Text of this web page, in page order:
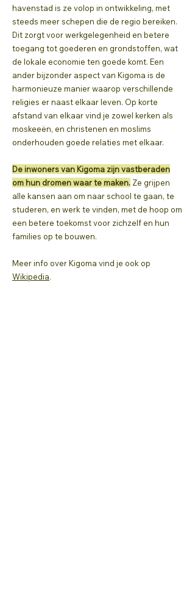
havenstad is ze volop in ontwikkeling, met
steeds meer schepen die de regio bereiken.
Dit zorgt voor werkgelegenheid en betere
toegang tot goederen en grondstoffen, wat
de lokale economie ten goede komt. Een
ander bijzonder aspect van Kigoma is de
harmonieuze manier waarop verschillende
religies er naast elkaar leven. Op korte
afstand van elkaar vind je zowel kerken als
moskeeën, en christenen en moslims
onderhouden goede relaties met elkaar.
De inwoners van Kigoma zijn vastberaden
om hun dromen waar te maken. Ze grijpen
alle kansen aan om naar school te gaan, te
studeren, en werk te vinden, met de hoop om
een betere toekomst voor zichzelf en hun
families op te bouwen.
Meer info over Kigoma vind je ook op
Wikipedia.